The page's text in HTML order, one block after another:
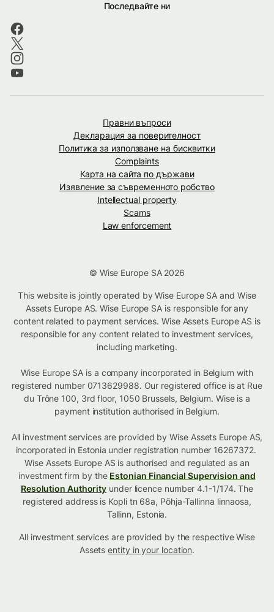
Последвайте ни
Правни въпроси
Декларация за поверителност
Политика за използване на бисквитки
Complaints
Карта на сайта по държави
Изявление за съвременното робство
Intellectual property
Scams
Law enforcement
© Wise Europe SA 2026
This website is jointly operated by Wise Europe SA and Wise
Assets Europe AS. Wise Europe SA is responsible for any
content related to payment services. Wise Assets Europe AS is
responsible for any content related to investment services,
including marketing.
Wise Europe SA is a company incorporated in Belgium with
registered number 0713629988. Our registered office is at Rue
du Trône 100, 3rd floor, 1050 Brussels, Belgium. Wise is a
payment institution authorised in Belgium.
All investment services are provided by Wise Assets Europe AS,
incorporated in Estonia under registration number 16267372.
Wise Assets Europe AS is authorised and regulated as an
investment firm by the Estonian Financial Supervision and
Resolution Authority under licence number 4.1-1/174. The
registered address is Kopli tn 68a, Põhja-Tallinna linnaosa,
Tallinn, Estonia.
All investment services are provided by the respective Wise
Assetsentity in your location.